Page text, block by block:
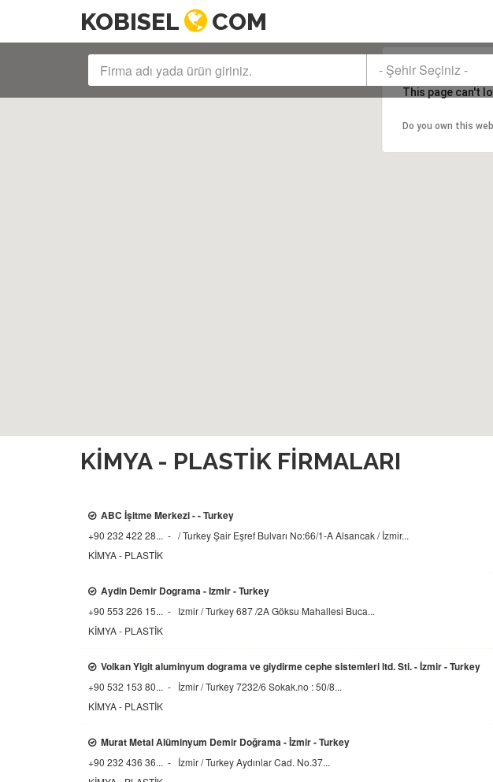
KOBISEL COM
- Şehir Seçiniz -
This page can't
Do you own this
KİMYA - PLASTİK FIRMALARI
ABC İşitme Merkezi - - Turkey
+90 232 422 28... - / TurkeyŞair Eşref Bulvarı No:66/1-A Alsancak / İzmir...
KİMYA - PLASTİK
Aydin Demir Dograma - Izmir - Turkey
+90 553 226 15... - Izmir / Turkey687 /2A Göksu Mahallesi Buca...
KİMYA - PLASTİK
Volkan Yigit aluminyum dograma ve giydirme cephe sistemleri ltd. Sti. - İzmir - Turkey
+90 532 153 80... - İzmir / Turkey7232/6 Sokak.no : 50/8...
KİMYA - PLASTİK
Murat Metal Alüminyum Demir Doğrama - İzmir - Turkey
+90 232 436 36... - İzmir / TurkeyAydınlar Cad. No.37...